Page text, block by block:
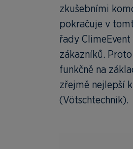
zkušebními
pokračuje v
řady
zákazníků.
funkčně na
zřejmě nejlepší
(Vötschtechnik).